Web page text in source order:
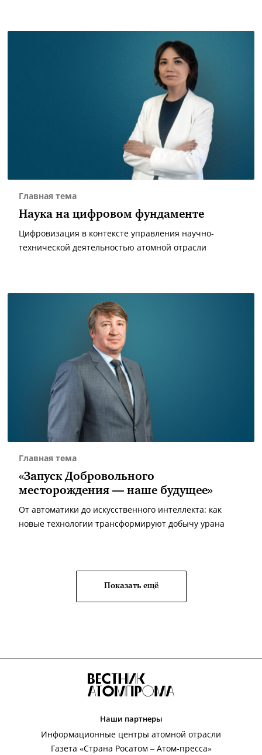
Главная тема
Наука на цифровом фундаменте
Цифровизация в контексте управления научно-
технической деятельностью атомной отрасли
Главная тема
«Запуск Добровольного
месторождения — наше будущее»
От автоматики до искусственного интеллекта: как
новые технологии трансформируют добычу урана
Показать ещё
Наши партнеры
Информационные центры атомной отрасли
Газета «Страна Росатом – Атом-пресса»